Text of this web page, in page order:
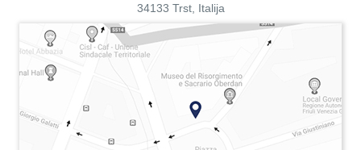
34133 Trst, Italija